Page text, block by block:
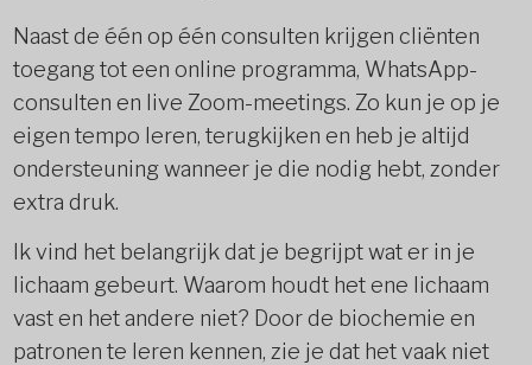
Naast de één op één consulten krijgen cliënten
toegang tot een online programma, WhatsApp-
consulten en live Zoom-meetings. Zo kun je op je
eigen tempo leren, terugkijken en heb je altijd
ondersteuning wanneer je die nodig hebt, zonder
extra druk.
Ik vind het belangrijk dat je begrijpt wat er in je
lichaam gebeurt. Waarom houdt het ene lichaam
vast en het andere niet? Door de biochemie en
patronen te leren kennen, zie je dat het vaak niet